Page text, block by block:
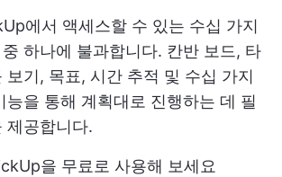
에서 액세스할 수 있는 수십 가지
하나에 불과합니다. 칸반 보드, 타
보기, 목표, 시간 추적 및 수십 가지
능을 통해 계획대로 진행하는 데 필
제공합니다.
을 무료로 사용해 보세요